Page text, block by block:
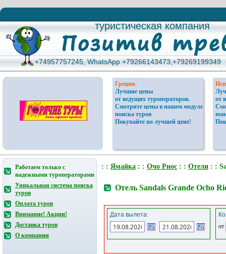
туристическая компания
туристическая компания
+74957757245, WhatsApp +79266143473,+79269199349
+74957757245, WhatsApp +79266143473,+79269199349
Греция.
Лучшие цены
от ведущих туроператоров.
Смотрите цены в нашем модуле
поиска туров
Покупайте по лучшей цене!
от
Работаем только с
надежными туроператорами
Уникальная система поиска
туров
Оплата туров
Внимание! Акции!
Доставка туров
О компании
: : Ямайка : : Очо Риос : : Отели : :
Отель Sandals Grande Ocho
Дата вылета:
от